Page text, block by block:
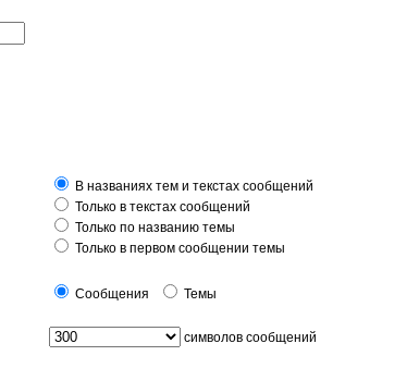
В названиях тем и текстах сообщений
Только в текстах сообщений
Только по названию темы
Только в первом сообщении темы
Сообщения Темы
символов сообщений